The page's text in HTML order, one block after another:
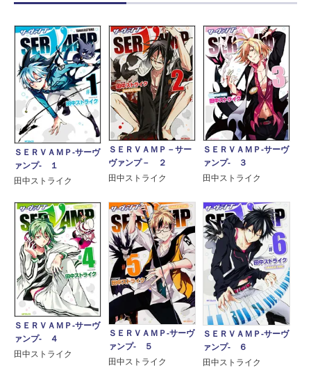
ＳＥＲＶＡＭＰ‐サーヴ
ァンプ‐ １
田中ストライク
ＳＥＲＶＡＭＰ－サー
ヴァンプ－ ２
田中ストライク
ＳＥＲＶＡＭＰ‐サーヴ
ァンプ‐ ３
田中ストライク
ＳＥＲＶＡＭＰ‐サーヴ
ァンプ‐ ４
田中ストライク
ＳＥＲＶＡＭＰ‐サーヴ
ァンプ‐ ５
田中ストライク
ＳＥＲＶＡＭＰ‐サーヴ
ァンプ‐ ６
田中ストライク